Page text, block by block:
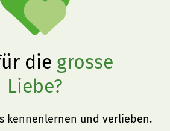
die grosse
Liebe?
kennenlernen und verlieben.